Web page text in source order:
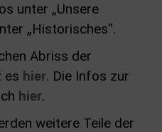
unter „Unsere
„Historisches“.
Abriss der
es hier. Die Infos zur
hier.
weitere Teile der